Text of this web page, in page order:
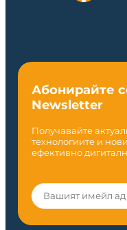
Абонирайте
Newsletter
Получавайте
технологиите и
ефективно